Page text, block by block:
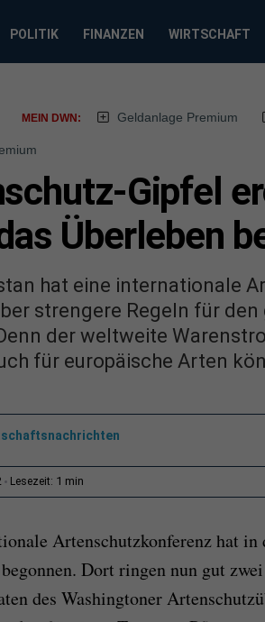
POLITIK FINANZEN WIRTSCHAFT
MEIN DWN: Geldanlage Premium
Gipfel
Überleben
hat eine internationale
strengere Regeln für
der weltweite
für europäische Arten
Lesezeit: 1 min
Artenschutzkonferenz hat in
Dort ringen nun gut
des Washingtoner